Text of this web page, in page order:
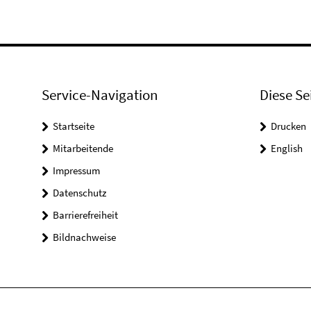
Service-Navigation
Startseite
Mitarbeitende
Impressum
Datenschutz
Barrierefreiheit
Bildnachweise
Diese
Drucken
English